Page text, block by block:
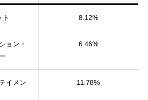
8.12%
ョン・
6.46%
イメン
11.78%